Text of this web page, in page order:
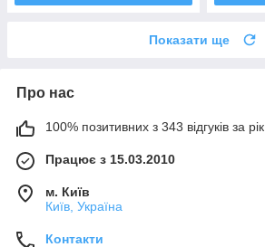
Показати ще
Про нас
100% позитивних з 343 відгуків за рік
Працює з 15.03.2010
м. Київ
Київ, Україна
Контакти